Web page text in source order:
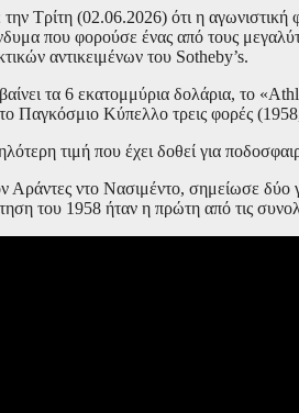
Τρίτη (02.06.2026) ότι η
που φορούσε ένας από τους
αντικειμένων του Sotheby’s.
τα 6 εκατομμύρια δολάρια, το
Παγκόσμιο Κύπελλο τρεις φορές
τιμή που έχει δοθεί για
ντο Νασιμέντο, σημείωσε δύο
του 1958 ήταν η πρώτη από τις